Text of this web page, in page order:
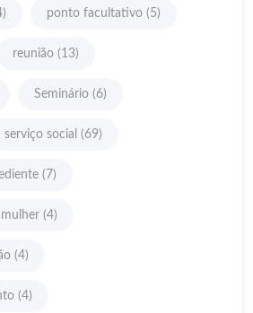
ponto facultativo (5)
reunião (13)
Seminário (6)
serviço social (69)
(7)
(4)
(4)
(4)